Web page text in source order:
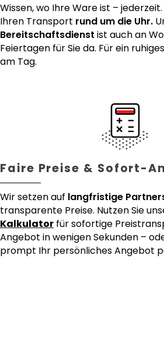
Wissen, wo Ihre Ware ist –
Ihren Transport rund um die Uhr.
Bereitschaftsdienst ist auch an
Feiertagen für Sie da. Für ein
am Tag.
Faire Preise & Sofort-
Wir setzen auf langfristige
transparente Preise. Nutzen Sie
Kalkulator für sofortige
Angebot in wenigen Sekunden –
prompt Ihr persönliches Angebot